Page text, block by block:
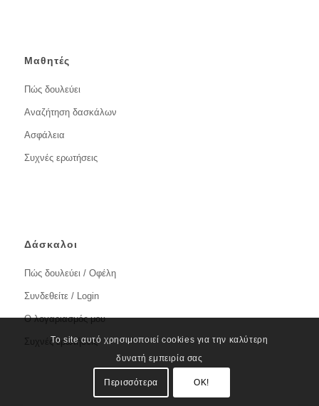
Μαθητές
Πώς δουλεύει
Αναζήτηση δασκάλων
Ασφάλεια
Συχνές ερωτήσεις
Δάσκαλοι
Πώς δουλεύει / Οφέλη
Συνδεθείτε / Login
Ο λογαριασμός μου
Συχνές ερωτήσεις
Το site αυτό χρησιμοποιεί cookies για την καλύτερη
δυνατή εμπειρία σας
Περισσότερα OK!